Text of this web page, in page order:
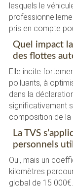
lesquels le
pris en compte
Quel impact
des flottes
Elle incite
polluants, à
dans la
significativement
composition de
La TVS
personnels
Oui, mais un
kilomètres
global de 15